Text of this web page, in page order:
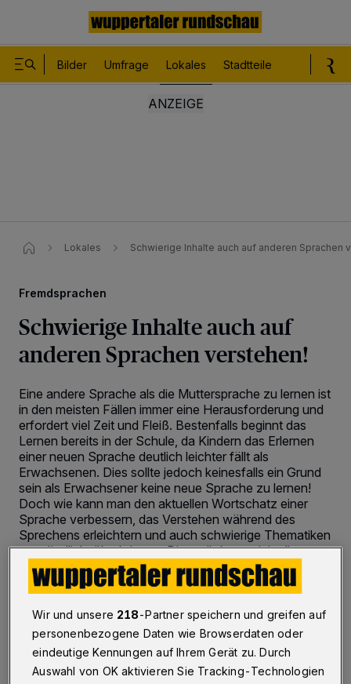
Bilder Umfrage Lokales Stadtteile
Lokales Schwierige Inhalte auch auf anderen Sprachen
Fremdsprachen
Schwierige Inhalte auch auf
anderen Sprachen verstehen!
Eine andere Sprache als die Muttersprache zu lernen ist
in den meisten Fällen immer eine Herausforderung und
erfordert viel Zeit und Fleiß. Bestenfalls beginnt das
Lernen bereits in der Schule, da Kindern das Erlernen
einer neuen Sprache deutlich leichter fällt als
Erwachsenen. Dies sollte jedoch keinesfalls ein Grund
sein als Erwachsener keine neue Sprache zu lernen!
Doch wie kann man den aktuellen Wortschatz einer
Sprache verbessern, das Verstehen während des
Sprechens erleichtern und auch schwierige Thematiken
verständlich rüberbringen. Dies möchten wir in diesem
Beitrag vereinfacht darstellen und einige Tipps geben.
11.07.2022 , 12:25 Uhr 2 Minuten Lesezeit
Wir und unsere 218-Partner speichern und greifen auf
personenbezogene Daten wie Browserdaten oder
eindeutige Kennungen auf Ihrem Gerät zu. Durch
Auswahl von OK aktivieren Sie Tracking-Technologien